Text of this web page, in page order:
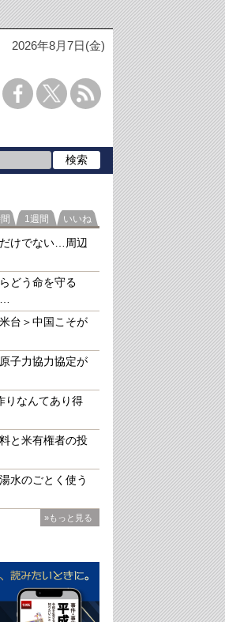
2026年8月7日(金)
キング1週間 いいね
けでない…周辺
どう命を守る
台＞中国こそが
子力協力協定が
りなんてあり得
と米有権者の投
水のごとく使う
»もっと見る